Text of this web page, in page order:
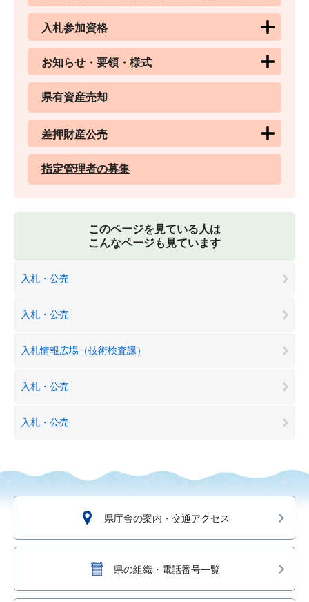
入札参加資格
お知らせ・要領・様式
県有資産売却
差押財産公売
指定管理者の募集
このページを見ている人は
こんなページも見ています
入札・公売
入札・公売
入札情報広場（技術検査課）
入札・公売
入札・公売
県庁舎の案内・交通アクセス
県の組織・電話番号一覧